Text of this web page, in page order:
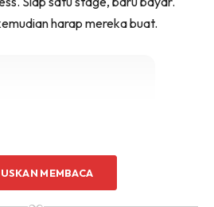
kemewahan dan elegant
kediaman anda.
harap mereka buat.
Ads
MEMBACA